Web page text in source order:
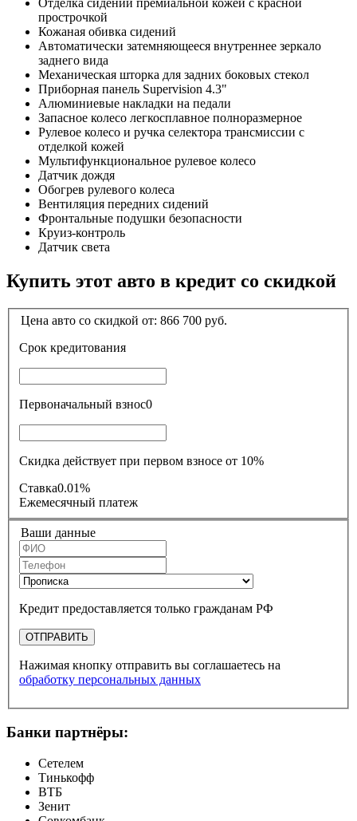
прострочкой
Кожаная обивка сидений
Автоматически затемняющееся внутреннее зеркало
заднего вида
Механическая шторка для задних боковых стекол
Приборная панель Supervision 4.3"
Алюминиевые накладки на педали
Запасное колесо легкосплавное полноразмерное
Рулевое колесо и ручка селектора трансмиссии с
отделкой кожей
Мультифункциональное рулевое колесо
Датчик дождя
Обогрев рулевого колеса
Вентиляция передних сидений
Фронтальные подушки безопасности
Круиз-контроль
Датчик света
Купить этот авто в кредит со скидкой
Цена авто со скидкой от: 866 700 руб.
Срок кредитования
Первоначальный взнос0
Скидка действует при первом взносе от 10%
Ставка0.01%
Ежемесячный платеж
Ваши данные
Кредит предоставляется только гражданам РФ
ОТПРАВИТЬ
Нажимая кнопку отправить вы соглашаетесь на
обработку персональных данных
Банки партнёры:
Сетелем
Тинькофф
ВТБ
Зенит